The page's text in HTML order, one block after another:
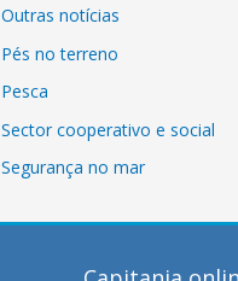
Outras notícias
Pés no terreno
Pesca
Sector cooperativo e social
Segurança no mar